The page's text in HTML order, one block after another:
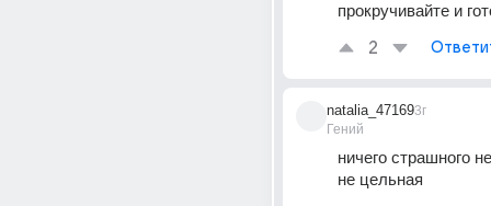
прокручивайте и
2
natalia_47169
Гений
3г
ничего страшного
не цельная